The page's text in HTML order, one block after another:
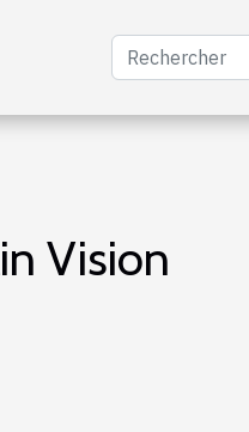
Vision